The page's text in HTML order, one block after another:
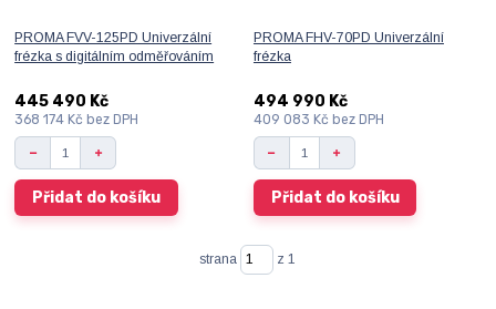
PROMA FVV-125PD Univerzální
frézka s digitálním odměřováním
445 490 Kč
368 174 Kč bez DPH
Přidat do košíku
PROMA FHV-70PD Univerzální
frézka
494 990 Kč
409 083 Kč bez DPH
Přidat do košíku
strana z 1